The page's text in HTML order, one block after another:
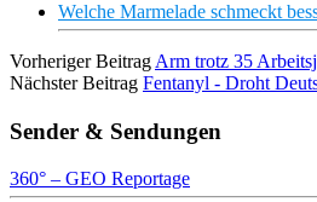
Welche Marmelade schmeckt
Vorheriger Beitrag Arm trotz 35
Nächster Beitrag Fentanyl - Droht
Sender & Sendungen
360° – GEO Reportage